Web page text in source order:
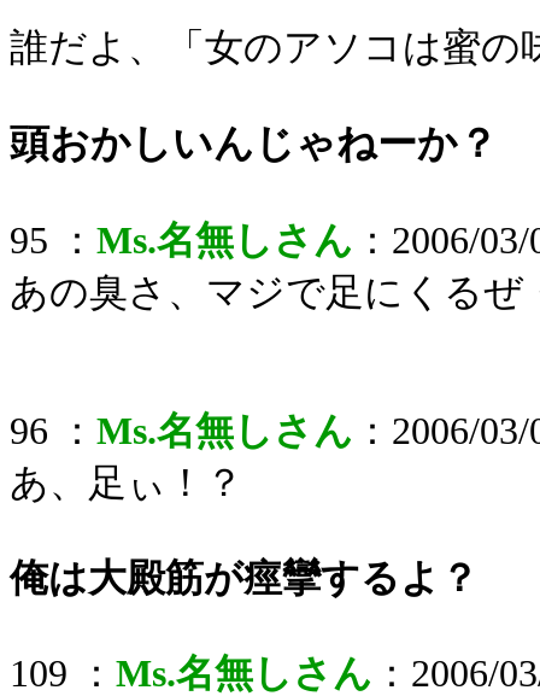
誰だよ、「女のアソコは蜜の
頭おかしいんじゃねーか？
95 ： Ms.名無しさん ：2006/
あの臭さ、マジで足にくるぜ
96 ： Ms.名無しさん ：2006/
あ、足ぃ！？
俺は大殿筋が痙攣するよ？
109 ： Ms.名無しさん ：2006/